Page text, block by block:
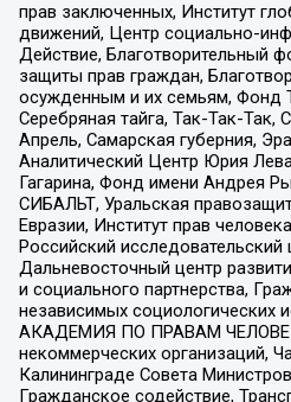
прав заключенных, Институт
движений, Центр социально-
Действие, Благотворительный
защиты прав граждан,
осужденным и их семьям, Фонд
Серебряная тайга, Так-Так-Так,
Апрель, Самарская губерния,
Аналитический Центр Юрия
Гагарина, Фонд имени Андрея
СИБАЛЬТ, Уральская
Евразии, Институт прав
Российский
Дальневосточный центр
и социального партнерства,
независимых социологических
АКАДЕМИЯ ПО ПРАВАМ
некоммерческих организаций,
Калининграде Совета
Гражданское содействие,